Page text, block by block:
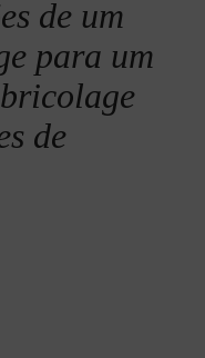
de um
para um
de